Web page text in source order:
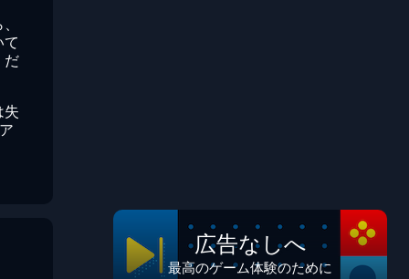
だ
失
広告なしへ
最高のゲーム体験のために